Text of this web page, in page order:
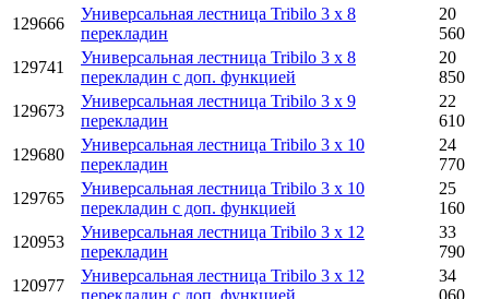
129666
Универсальная лестница Tribilo 3 x 8
перекладин
20
560
129741
Универсальная лестница Tribilo 3 x 8
перекладин с доп. функцией
20
850
129673
Универсальная лестница Tribilo 3 x 9
перекладин
22
610
129680
Универсальная лестница Tribilo 3 x 10
перекладин
24
770
129765
Универсальная лестница Tribilo 3 x 10
перекладин с доп. функцией
25
160
120953
Универсальная лестница Tribilo 3 x 12
перекладин
33
790
120977
Универсальная лестница Tribilo 3 x 12
перекладин с доп. функцией
34
060